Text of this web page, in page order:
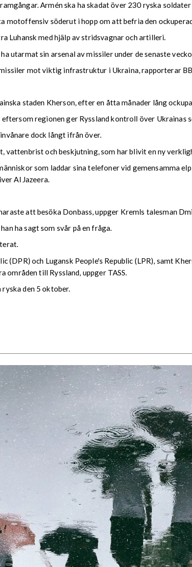
Armén ska ha skadat över 230 ryska
motoffensiv söderut i hopp om att befria den
Luhansk med hjälp av stridsvagnar och artilleri.
utarmat sin arsenal av missiler under de senaste
mot viktig infrastruktur i Ukraina, rapporterar
staden Kherson, efter en åtta månader lång
regionen ger Ryssland kontroll över Ukrainas
dock långt ifrån över.
vattenbrist och beskjutning, som har blivit en ny
som laddar sina telefoner vid gemensamma
Al Jazeera.
att besöka Donbass, uppger Kremls talesman
ha sagt som svår på en fråga.
(DPR) och Lugansk People's Republic (LPR), samt
till Ryssland, uppger TASS.
den 5 oktober.